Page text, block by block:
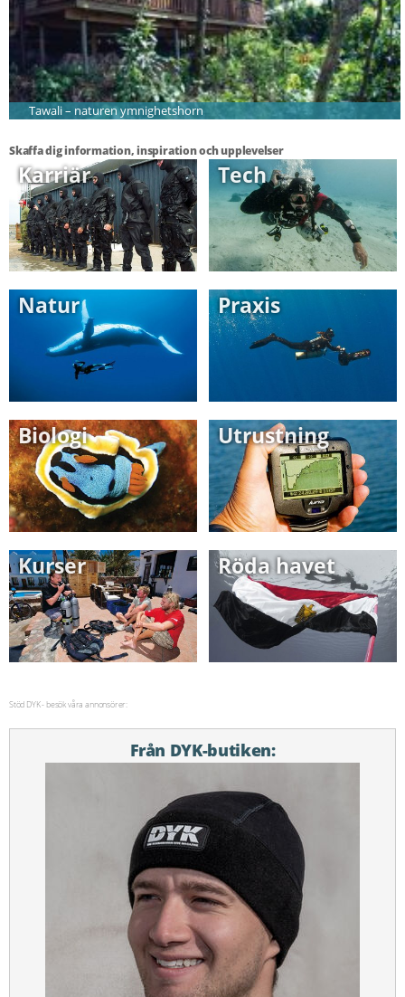
Tawali – naturen ymnighetshorn
Skaffa dig information, inspiration och upplevelser
Karriär Tech
Natur Praxis
Biologi Utrustning
Kurser Röda havet
Stöd DYK - besök våra annonsörer:
Från DYK-butiken: